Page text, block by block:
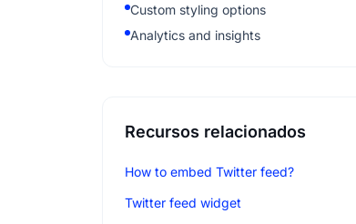
Custom styling options
Analytics and insights
Recursos relacionados
How to embed Twitter feed?
Twitter feed widget